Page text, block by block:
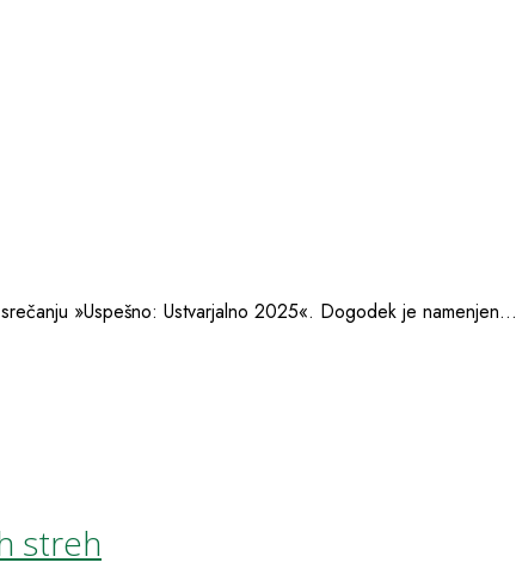
»Uspešno: Ustvarjalno 2025«. Dogodek je namenjen...
streh